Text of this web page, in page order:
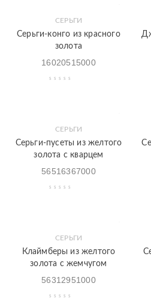
СЕРЬГИ
Серьги-конго из красного
золота
16020515000
СЕРЬГИ
Серьги-пусеты из желтого
золота с кварцем
56516367000
СЕРЬГИ
Клаймберы из желтого
золота с жемчугом
56312951000